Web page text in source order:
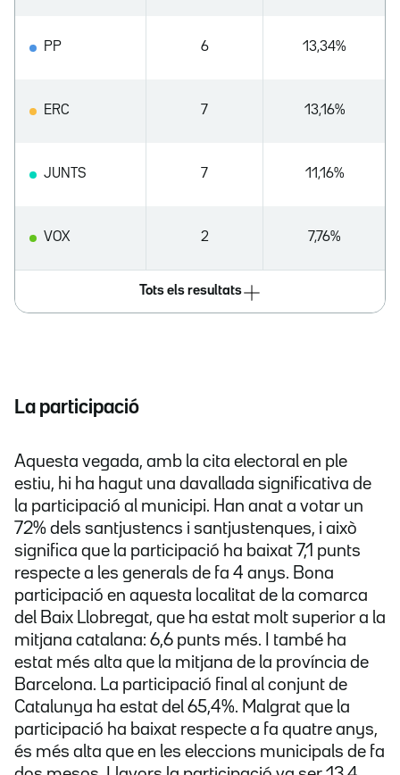
PP 6 13,34%
ERC 7 13,16%
JUNTS 7 11,16%
VOX 2 7,76%
Tots els resultats
La participació
Aquesta vegada, amb la cita electoral en ple
estiu, hi ha hagut una davallada significativa de
la participació al municipi. Han anat a votar un
72% dels santjustencs i santjustenques, i això
significa que la participació ha baixat 7,1 punts
respecte a les generals de fa 4 anys. Bona
participació en aquesta localitat de la comarca
del Baix Llobregat, que ha estat molt superior a la
mitjana catalana: 6,6 punts més. I també ha
estat més alta que la mitjana de la província de
Barcelona. La participació final al conjunt de
Catalunya ha estat del 65,4%. Malgrat que la
participació ha baixat respecte a fa quatre anys,
és més alta que en les eleccions municipals de fa